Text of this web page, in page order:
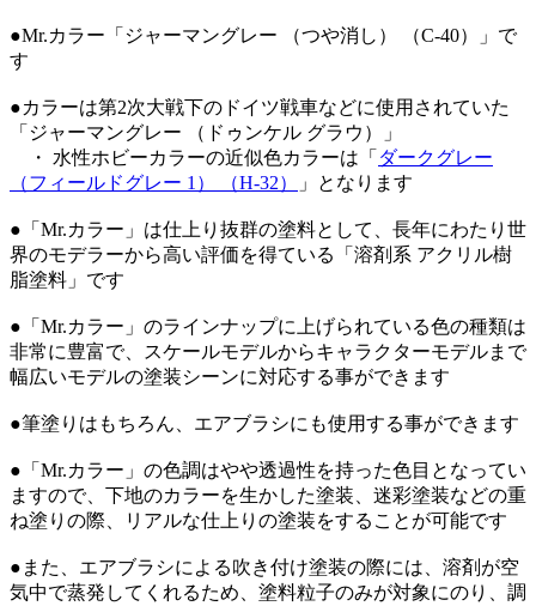
●Mr.カラー「ジャーマングレー （つや消し） （C-40）」で
す
●カラーは第2次大戦下のドイツ戦車などに使用されていた
「ジャーマングレー （ドゥンケル グラウ）」
・ 水性ホビーカラーの近似色カラーは「 ダークグレー
（フィールドグレー 1） （H-32）
」となります
●「Mr.カラー」は仕上り抜群の塗料として、長年にわたり世
界のモデラーから高い評価を得ている「溶剤系 アクリル樹
脂塗料」です
●「Mr.カラー」のラインナップに上げられている色の種類は
非常に豊富で、スケールモデルからキャラクターモデルまで
幅広いモデルの塗装シーンに対応する事ができます
●筆塗りはもちろん、エアブラシにも使用する事ができます
●「Mr.カラー」の色調はやや透過性を持った色目となってい
ますので、下地のカラーを生かした塗装、迷彩塗装などの重
ね塗りの際、リアルな仕上りの塗装をすることが可能です
●また、エアブラシによる吹き付け塗装の際には、溶剤が空
気中で蒸発してくれるため、塗料粒子のみが対象にのり、調